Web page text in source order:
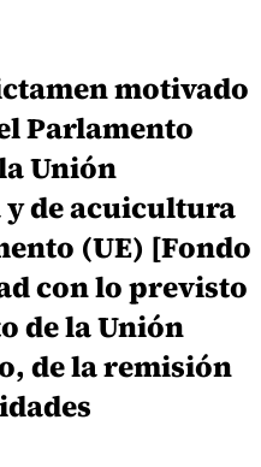
motivado
Parlamento
Unión
y de acuicultura
(UE) [Fondo
con lo previsto
de la Unión
de la remisión